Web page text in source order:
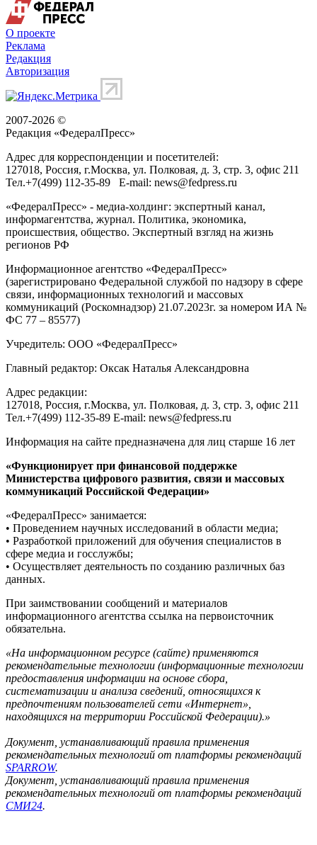
О проекте
Реклама
Редакция
Авторизация
2007-2026 ©
Редакция «ФедералПресс»
Адрес для корреспонденции и посетителей:
127018, Россия, г.Москва, ул. Полковая, д. 3, стр. 3, офис 211
Тел.+7(499) 112-35-89 E-mail: news@fedpress.ru
«ФедералПресс» - медиа-холдинг: экспертный канал,
информагентства, журнал. Политика, экономика,
происшествия, общество. Экспертный взгляд на жизнь
регионов РФ
Информационное агентство «ФедералПресс»
(зарегистрировано Федеральной службой по надзору в сфере
связи, информационных технологий и массовых
коммуникаций (Роскомнадзор) 21.07.2023г. за номером ИА №
ФС 77 – 85577)
Учредитель: ООО «ФедералПресс»
Главный редактор: Оксак Наталья Александровна
Адрес редакции:
127018, Россия, г.Москва, ул. Полковая, д. 3, стр. 3, офис 211
Тел.+7(499) 112-35-89 E-mail: news@fedpress.ru
Информация на сайте предназначена для лиц старше 16 лет
«Функционирует при финансовой поддержке
Министерства цифрового развития, связи и массовых
коммуникаций Российской Федерации»
«ФедералПресс» занимается:
• Проведением научных исследований в области медиа;
• Разработкой приложений для обучения специалистов в
сфере медиа и госслужбы;
• Осуществляет деятельность по созданию различных баз
данных.
При заимствовании сообщений и материалов
информационного агентства ссылка на первоисточник
обязательна.
«На информационном ресурсе (сайте) применяются
рекомендательные технологии (информационные технологии
предоставления информации на основе сбора,
систематизации и анализа сведений, относящихся к
предпочтениям пользователей сети «Интернет»,
находящихся на территории Российской Федерации).»
Документ, устанавливающий правила применения
рекомендательных технологий от платформы рекомендаций
SPARROW.
Документ, устанавливающий правила применения
рекомендательных технологий от платформы рекомендаций
СМИ24.